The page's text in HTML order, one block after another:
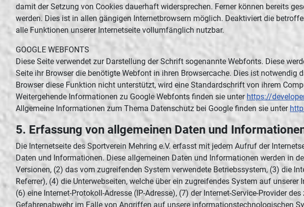
damit der Setzung von Cookies dauerhaft widersprechen. Ferner können bereits
werden. Dies ist in allen gängigen Internetbrowsern möglich. Deaktiviert die
alle Funktionen unserer Internetseite vollumfänglich nutzbar.
GOOGLE WEBFONTS
Diese Seite verwendet zur Darstellung der Schrift sogenannte Webfonts. Diese
Seite ihr Browser die benötigte Webfont in ihren Browsercache. Dies ist
Browser diese Funktion nicht unterstützt, wird eine Standardschrift von ihrem
Weitergehende Informationen zu Google Webfonts finden sie unter https://
Allgemeine Informationen zum Thema Datenschutz bei Google finden sie unter
5. Erfassung von allgemeinen Daten und
Die Internetseite des Sportverein Mehring e.V. erfasst mit jedem Aufruf der
Daten und Informationen. Diese allgemeinen Daten und Informationen werden in
Versionen, (2) das vom zugreifenden System verwendete Betriebssystem, (3) die
Referrer), (4) die Unterwebseiten, welche über ein zugreifendes System auf
(6) eine Internet-Protokoll-Adresse (IP-Adresse), (7) der Internet-Service-Provider
Gefahrenabwehr im Falle von Angriffen auf unsere informationstechnologischen